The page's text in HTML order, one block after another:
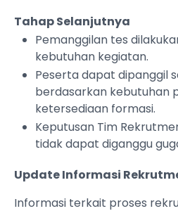
Tahap Selanjutnya
Pemanggilan tes
kebutuhan kegiatan.
Peserta dapat dipanggil
berdasarkan kebutuhan
ketersediaan formasi.
Keputusan Tim
tidak dapat diganggu
Update Informasi
Informasi terkait proses